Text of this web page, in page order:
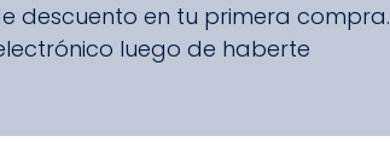
descuento en tu primera compra.
luego de haberte